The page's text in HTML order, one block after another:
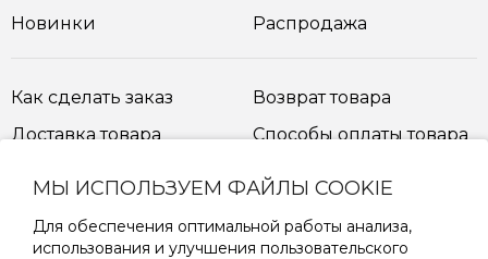
Новинки
Распродажа
Как сделать заказ
Доставка товара
Возврат товара
Способы оплаты товара
МЫ ИСПОЛЬЗУЕМ ФАЙЛЫ COOKIE
Для обеспечения оптимальной работы анализа,
использования и улучшения пользовательского